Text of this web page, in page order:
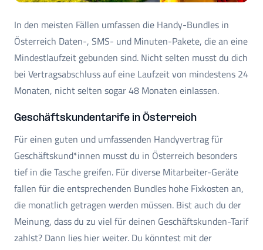
In den meisten Fällen umfassen die Handy-Bundles in
Österreich Daten-, SMS- und Minuten-Pakete, die an eine
Mindestlaufzeit gebunden sind. Nicht selten musst du dich
bei Vertragsabschluss auf eine Laufzeit von mindestens 24
Monaten, nicht selten sogar 48 Monaten einlassen.
Geschäftskundentarife in Österreich
Für einen guten und umfassenden Handyvertrag für
Geschäftskund*innen musst du in Österreich besonders
tief in die Tasche greifen. Für diverse Mitarbeiter-Geräte
fallen für die entsprechenden Bundles hohe Fixkosten an,
die monatlich getragen werden müssen. Bist auch du der
Meinung, dass du zu viel für deinen Geschäftskunden-Tarif
zahlst? Dann lies hier weiter. Du könntest mit der